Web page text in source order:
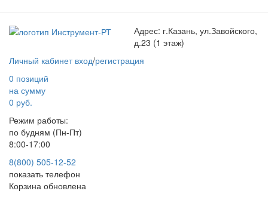
Адрес: г.Казань, ул.Завойского,
д.23 (1 этаж)
Личный кабинет вход/регистрация
0 позиций
на сумму
0 руб.
Режим работы:
по будням (Пн-Пт)
8:00-17:00
8(800) 505-12-52
показать телефон
Корзина обновлена